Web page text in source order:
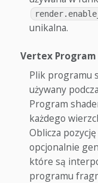
unikalna.
Vertex Program
Plik programu
używany
Program
każdego
Oblicza
opcjonalnie
które są
programu